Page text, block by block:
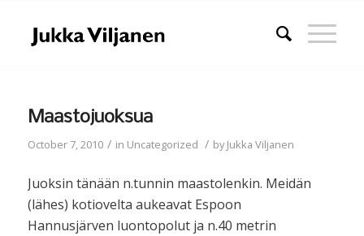
Maastojuoksua
October 7, 2010 / in Uncategorized / byJukka Viljanen
Juoksin tänään n.tunnin maastolenkin. Meidän
(lähes) kotiovelta aukeavat Espoon
Hannusjärven luontopolut ja n.40 metrin